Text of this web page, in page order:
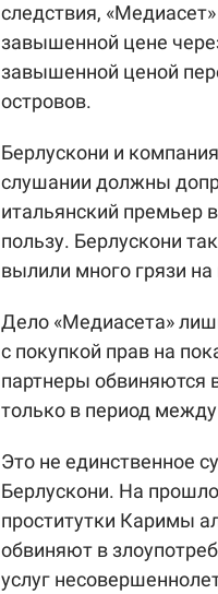
следствия,
завышенной цене
завышенной ценой
островов.
Берлускони и
слушании должны
итальянский премьер
пользу. Берлускони
вылили много грязи на
Дело «Медиасета»
с покупкой прав на
партнеры обвиняются
только в период
Это не единственное
Берлускони. На
проститутки Каримы
обвиняют в
услуг